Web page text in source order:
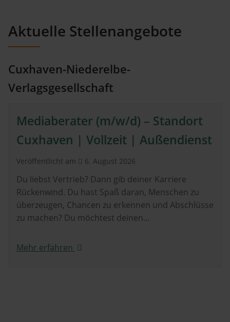
Aktuelle Stellenangebote
Cuxhaven-Niederelbe-
Verlagsgesellschaft
Mediaberater (m/w/d) – Standort
Cuxhaven | Vollzeit | Außendienst
Veröffentlicht am 6. August 2026
Du liebst Vertrieb? Dann gib deiner Karriere
Rückenwind. Du hast Spaß daran, Menschen zu
überzeugen, Chancen zu erkennen und Abschlüsse
zu machen? Du möchtest deinen…
Mehr erfahren